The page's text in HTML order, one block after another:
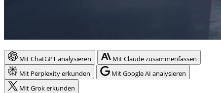
Mit ChatGPT analysieren
Mit Claude zusammenfassen
Mit Perplexity erkunden
Mit Google AI analysieren
Mit Grok erkunden